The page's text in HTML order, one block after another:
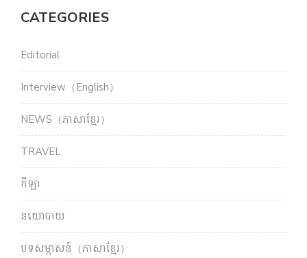
CATEGORIES
Editorial
Interview（English）
NEWS（ភាសាខ្មែរ）
TRAVEL
កីឡា
នយោបាយ
បទសម្ភាសន៍（ភាសាខ្មែរ）